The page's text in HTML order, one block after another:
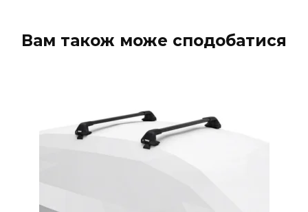
Вам також може сподобатися